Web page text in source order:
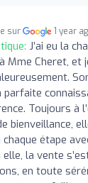
sur 1 year
J’ai eu la
Mme Cheret, et
Toujours à
bienveillance,
chaque étape
la vente
en toute